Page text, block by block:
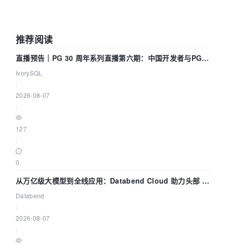
推荐阅读
直播预告｜PG 30 周年系列直播第六期：中国开发者与PG内
核——我们改得动吗？我们贡献了什么？
IvorySQL
2026-08-07
127
0
从万亿级大模型到全线应用：Databend Cloud 助力头部 AI
企业构建全链路 Trace 数据管道
Databend
2026-08-07